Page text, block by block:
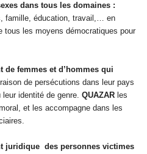
dans tous les domaines :
famille, éducation, travail,… en
tous les moyens démocratiques pour
de femmes et d’hommes qui
de persécutions dans leur pays
identité de genre. QUAZAR les
et les accompagne dans les
juridique des personnes victimes